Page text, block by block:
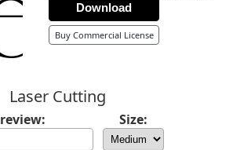
Download
Buy Commercial License
Laser Cutting
Size: